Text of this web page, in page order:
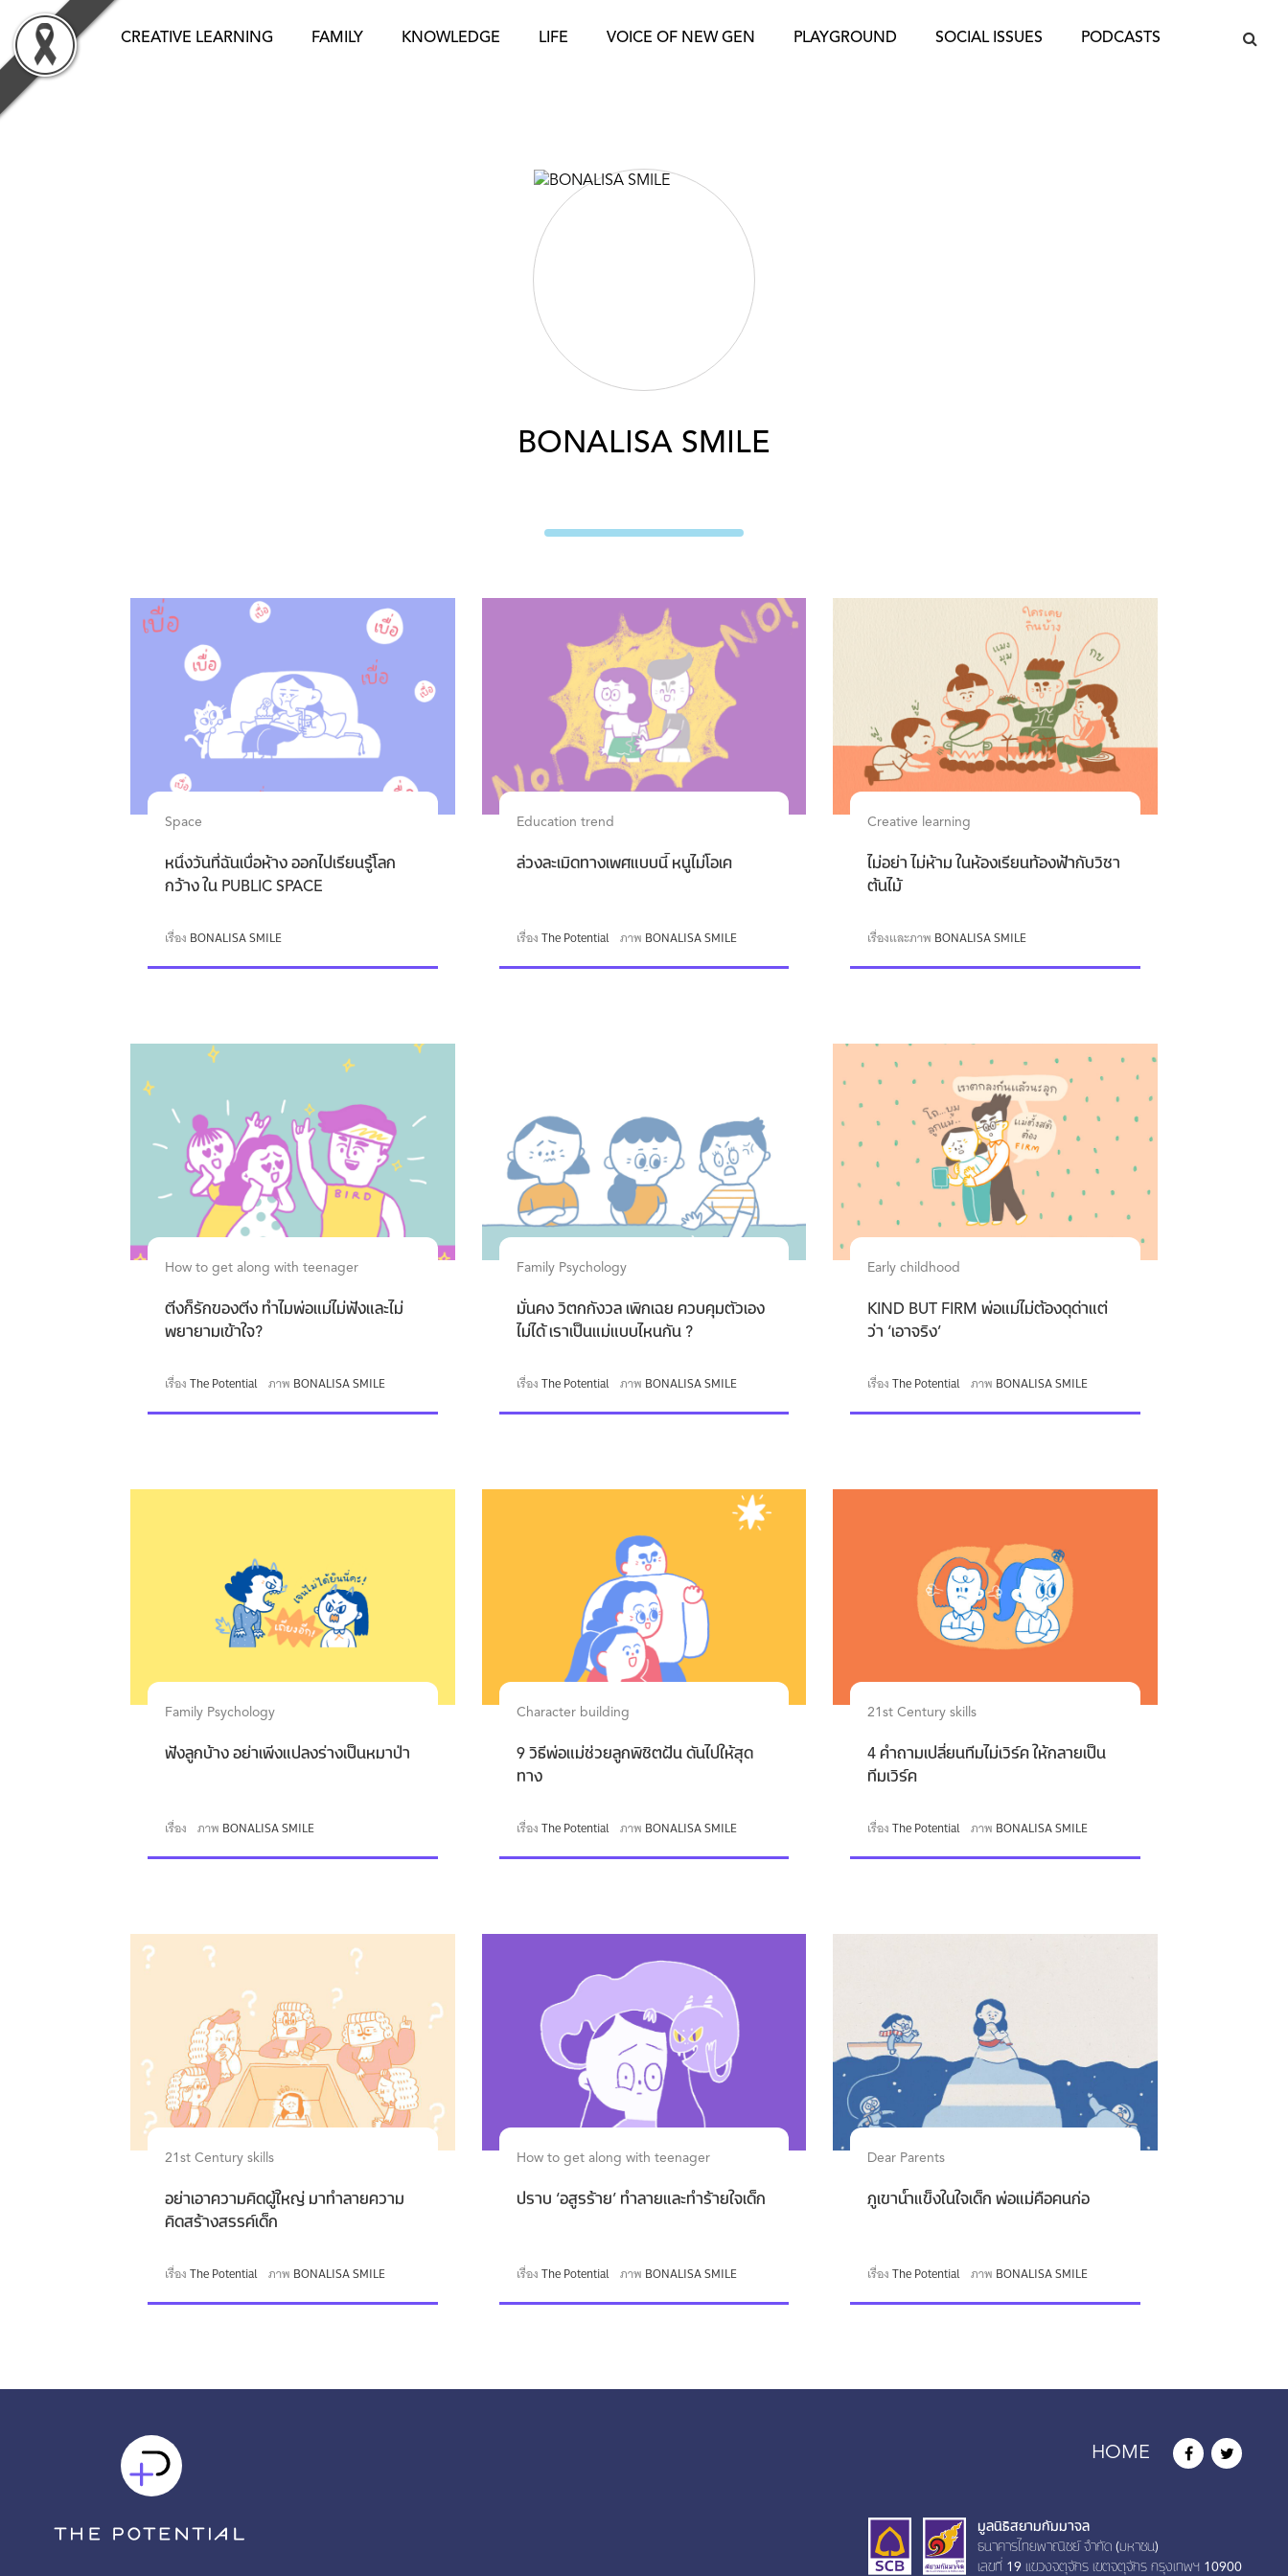
content
CREATIVE LEARNING FAMILY KNOWLEDGE LIFE VOICE OF NEW GEN PLAYGROUND SOCIAL ISSUES PODCASTS
BONALISA SMILE
Space
หนึ่งวันที่ฉันเบื่อห้าง ออกไปเรียนรู้โลก
กว้าง ใน PUBLIC SPACE
เรื่อง BONALISA SMILE
Education trend
ล่วงละเมิดทางเพศแบบนี้ หนูไม่โอเค
เรื่องThe Potential ภาพ BONALISA SMILE
Creative learning
ไม่อย่า ไม่ห้าม ในห้องเรียนท้องฟ้ากับวิชา
ต้นไม้
เรื่องและภาพ BONALISA SMILE
How to get along with teenager
ติ่งก็รักของติ่ง ทำไมพ่อแม่ไม่ฟังและไม่
พยายามเข้าใจ?
เรื่องThe Potential ภาพ BONALISA SMILE
Family Psychology
มั่นคง วิตกกังวล เพิกเฉย ควบคุมตัวเอง
ไม่ได้ เราเป็นแม่แบบไหนกัน ?
เรื่องThe Potential ภาพ BONALISA SMILE
Early childhood
KIND BUT FIRM พ่อแม่ไม่ต้องดุด่าแต่
ว่า ‘เอาจริง’
เรื่องThe Potential ภาพ BONALISA SMILE
Family Psychology
ฟังลูกบ้าง อย่าเพิ่งแปลงร่างเป็นหมาป่า
เรื่อง ภาพ BONALISA SMILE
Character building
9 วิธีพ่อแม่ช่วยลูกพิชิตฝัน ดันไปให้สุด
ทาง
เรื่องThe Potential ภาพ BONALISA SMILE
21st Century skills
4 คำถามเปลี่ยนทีมไม่เวิร์ค ให้กลายเป็น
ทีมเวิร์ค
เรื่องThe Potential ภาพ BONALISA SMILE
21st Century skills
อย่าเอาความคิดผู้ใหญ่ มาทำลายความ
คิดสร้างสรรค์เด็ก
เรื่องThe Potential ภาพ BONALISA SMILE
How to get along with teenager
ปราบ ‘อสูรร้าย’ ทำลายและทำร้ายใจเด็ก
เรื่องThe Potential ภาพ BONALISA SMILE
Dear Parents
ภูเขาน้ำแข็งในใจเด็ก พ่อแม่คือคนก่อ
เรื่องThe Potential ภาพ BONALISA SMILE
HOME
มูลนิธิสยามกัมมาจล
ธนาคารไทยพาณิชย์ จำกัด (มหาชน)
เลขที่ 19 เเขวงจตุจักร เขตจตุจักร กรุงเทพฯ 10900